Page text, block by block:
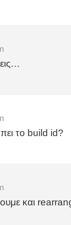
το build id?
και